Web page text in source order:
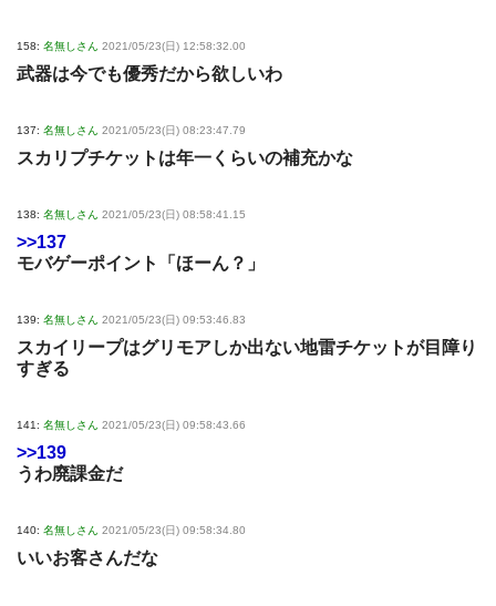
158: 名無しさん 2021/05/23(日) 12:58:32.00
武器は今でも優秀だから欲しいわ
137: 名無しさん 2021/05/23(日) 08:23:47.79
スカリプチケットは年一くらいの補充かな
138: 名無しさん 2021/05/23(日) 08:58:41.15
>>137
モバゲーポイント「ほーん？」
139: 名無しさん 2021/05/23(日) 09:53:46.83
スカイリープはグリモアしか出ない地雷チケットが目障り
すぎる
141: 名無しさん 2021/05/23(日) 09:58:43.66
>>139
うわ廃課金だ
140: 名無しさん 2021/05/23(日) 09:58:34.80
いいお客さんだな